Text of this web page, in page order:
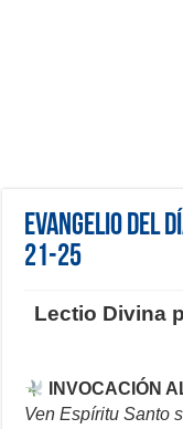
Evangelio del
21-25
Lectio Divina
INVOCACIÓN
Ven Espíritu Santo